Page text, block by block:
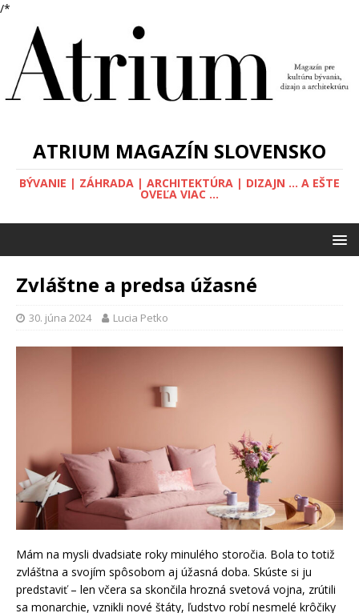
/*
ATRIUM MAGAZÍN SLOVENSKO
BÝVANIE | ZÁHRADA | ARCHITEKTÚRA | DIZAJN ... A EŠTE
OVEĽA VIAC ...
Zvláštne a predsa úžasné
30. júna 2024 Lucia Petko
Mám na mysli dvadsiate roky minulého storočia. Bola to totiž
zvláštna a svojím spôsobom aj úžasná doba. Skúste si ju
predstaviť – len včera sa skončila hrozná svetová vojna, zrútili
sa monarchie, vznikli nové štáty, ľudstvo robí nesmelé krôčiky